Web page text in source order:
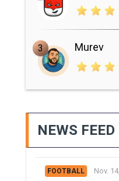
3 Murev
NEWS FEED
FOOTBALL Nov.